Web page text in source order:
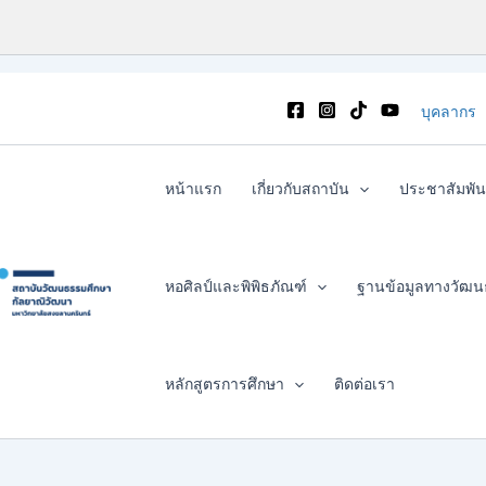
บุคลากร
หน้าแรก เกี่ยวกับสถาบัน ประชาสัมพั
หอศิลป์และพิพิธภัณฑ์ ฐานข้อมูลทางวัฒน
หลักสูตรการศึกษา ติดต่อเรา